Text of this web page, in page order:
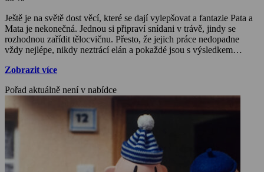
Ještě je na světě dost věcí, které se dají vylepšovat a fantazie Pata a
Mata je nekonečná. Jednou si připraví snídani v trávě, jindy se
rozhodnou zařídit tělocvičnu. Přesto, že jejich práce nedopadne
vždy nejlépe, nikdy neztrácí elán a pokaždé jsou s výsledkem
Zobrazit více
Pořad aktuálně není v nabídce